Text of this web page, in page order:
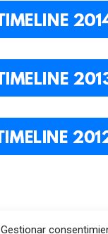
Gestionar